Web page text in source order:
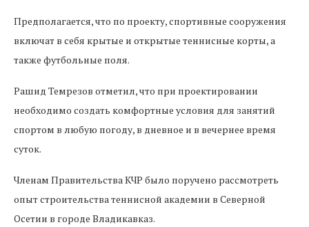
Предполагается, что по проекту, спортивные сооружения
включат в себя крытые и открытые теннисные корты, а
также футбольные поля.
Рашид Темрезов отметил, что при проектировании
необходимо создать комфортные условия для занятий
спортом в любую погоду, в дневное и в вечернее время
суток.
Членам Правительства КЧР было поручено рассмотреть
опыт строительства теннисной академии в Северной
Осетии в городе Владикавказ.